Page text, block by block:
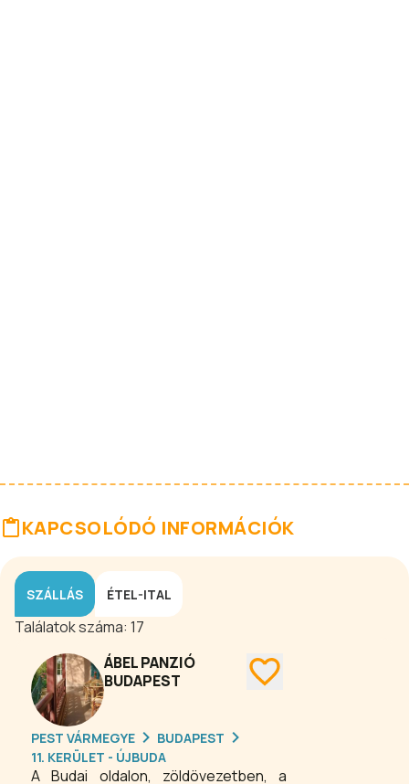
KAPCSOLÓDÓ INFORMÁCIÓK
SZÁLLÁS ÉTEL-ITAL
Találatok száma: 17
ÁBEL PANZIÓ
BUDAPEST
PEST VÁRMEGYE
BUDAPEST
11. KERÜLET - ÚJBUDA
A Budai oldalon, zöldövezetben, a